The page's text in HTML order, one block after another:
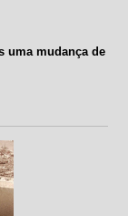
uma mudança de